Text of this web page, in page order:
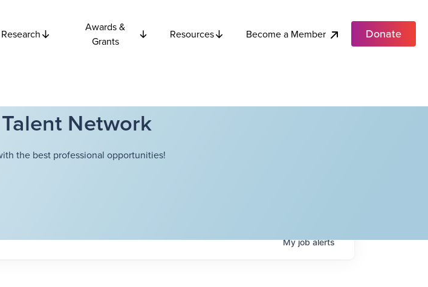
Research
Awards &
Grants
Resources Become a Member Donate
Network
the best professional opportunities!
Myjobalerts